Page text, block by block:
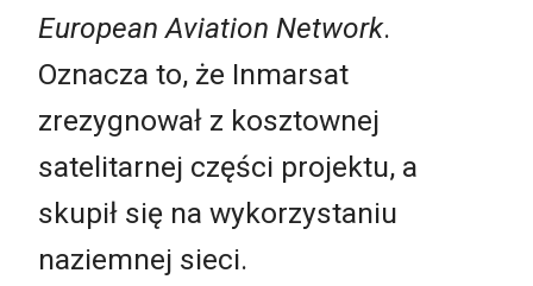
European Aviation Network.
Oznacza to, że Inmarsat
zrezygnował z kosztownej
satelitarnej części projektu, a
skupił się na wykorzystaniu
naziemnej sieci.